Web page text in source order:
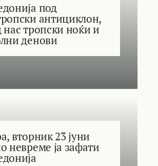
под
антициклон,
нас тропски ноќи и
денови
вторник 23 јуни
невреме ја зафати